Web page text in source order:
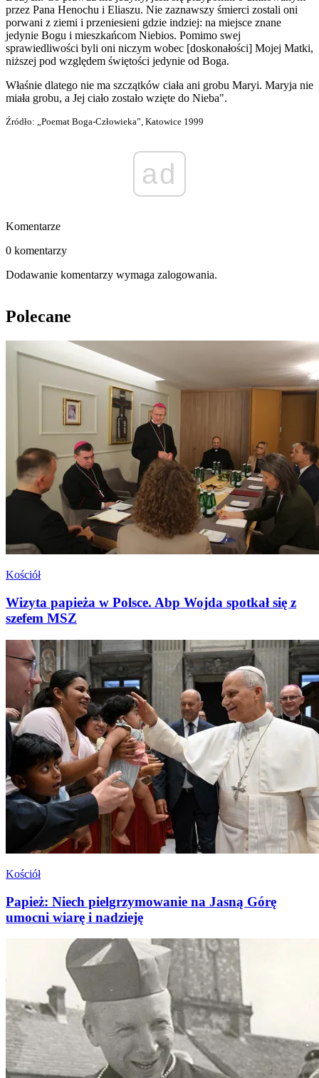
przez Pana Henochu i Eliaszu. Nie zaznawszy śmierci zostali oni
porwani z ziemi i przeniesieni gdzie indziej: na miejsce znane
jedynie Bogu i mieszkańcom Niebios. Pomimo swej
sprawiedliwości byli oni niczym wobec [doskonałości] Mojej Matki,
niższej pod względem świętości jedynie od Boga.
Właśnie dlatego nie ma szczątków ciała ani grobu Maryi. Maryja nie
miała grobu, a Jej ciało zostało wzięte do Nieba".
Źródło: „Poemat Boga-Człowieka”, Katowice 1999
ad
Komentarze
0 komentarzy
Dodawanie komentarzy wymaga zalogowania.
Polecane
Kościół
Wizyta papieża w Polsce. Abp Wojda spotkał się z
szefem MSZ
Kościół
Papież: Niech pielgrzymowanie na Jasną Górę
umocni wiarę i nadzieję